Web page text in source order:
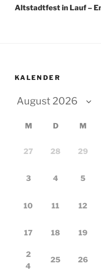
Beitrag
Altstadtfest in Lauf –
KALENDER
M D M
27 28 29
3 4 5
10 11 12
17 18 19
2
4
25 26